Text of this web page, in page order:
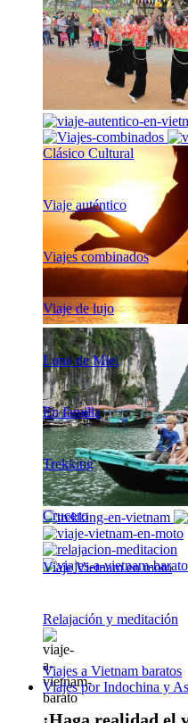
Clásico Cultural
Viaje auténtico
Viajes combinados
Viaje de lujo
Luna de Miel
En familia
Trekking
Crucero
Viaje Vietnam en moto
Relajación y meditación
Viajes a Vietnam baratos
Viajes por Indochina y